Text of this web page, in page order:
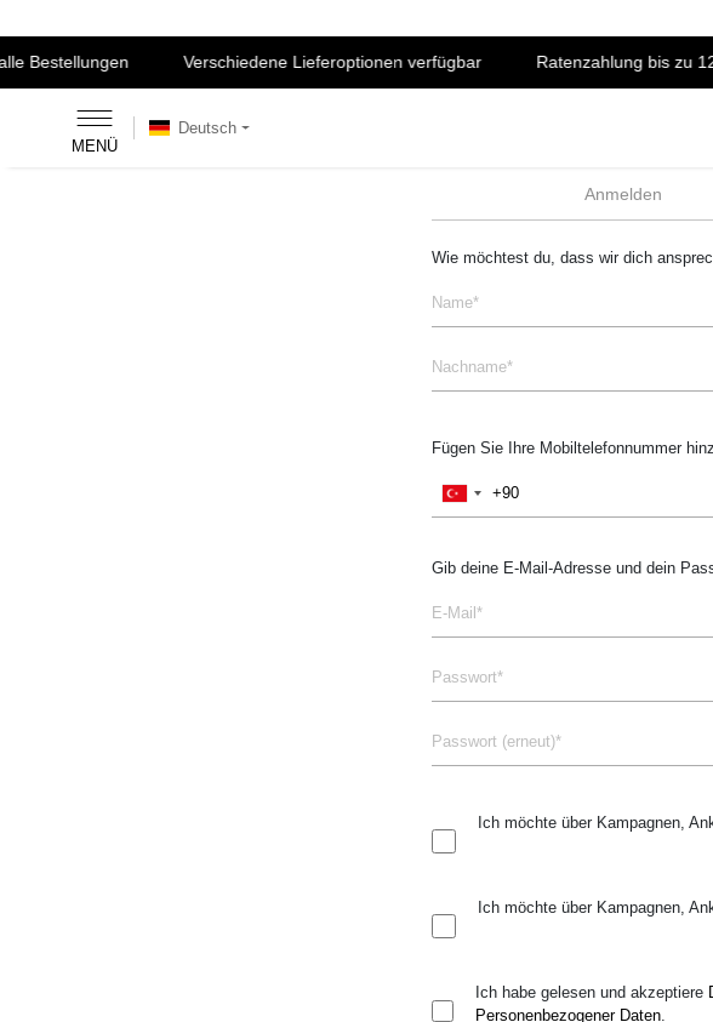
Bestellungen Verschiedene Lieferoptionen verfügbar Ratenzahlung bis zu 12
MENÜ
Deutsch
Anmelden
Wie möchtest du, dass wir dich
Fügen Sie Ihre Mobiltelefonnummer
Gib deine E-Mail-Adresse und dein
Ich möchte über Kampagnen,
Ich möchte über Kampagnen,
Ich habe gelesen und akzeptiere
Personenbezogener Daten.